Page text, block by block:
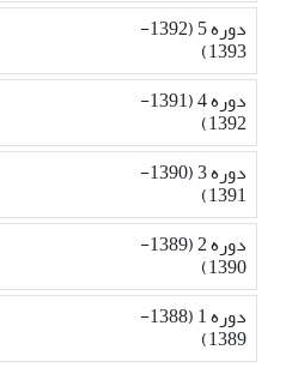
دوره 5 (1392-
1393)
دوره 4 (1391-
1392)
دوره 3 (1390-
1391)
دوره 2 (1389-
1390)
دوره 1 (1388-
1389)